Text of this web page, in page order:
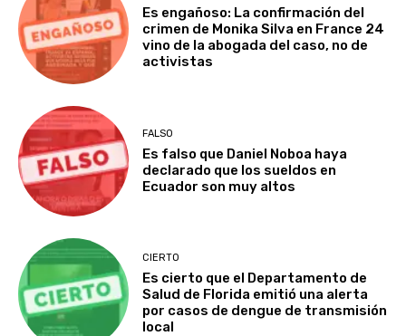
Es engañoso: La confirmación del
crimen de Monika Silva en France 24
vino de la abogada del caso, no de
activistas
FALSO
Es falso que Daniel Noboa haya
declarado que los sueldos en
Ecuador son muy altos
CIERTO
Es cierto que el Departamento de
Salud de Florida emitió una alerta
por casos de dengue de transmisión
local